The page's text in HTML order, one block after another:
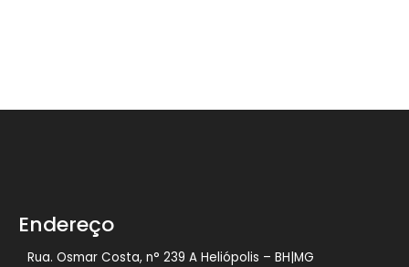
Endereço
Rua. Osmar Costa, n° 239 A Heliópolis – BH|MG